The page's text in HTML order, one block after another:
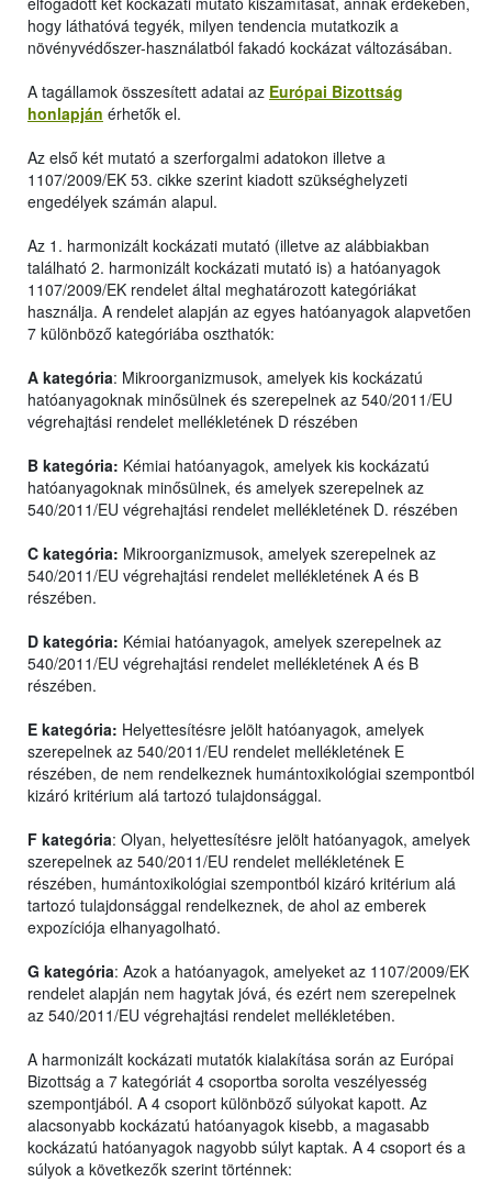
hogy láthatóvá tegyék, milyen tendencia mutatkozik a
növényvédőszer-használatból fakadó kockázat változásában.
A tagállamok összesített adatai az Európai Bizottság
honlapján érhetők el.
Az első két mutató a szerforgalmi adatokon illetve a
1107/2009/EK 53. cikke szerint kiadott szükséghelyzeti
engedélyek számán alapul.
Az 1. harmonizált kockázati mutató (illetve az alábbiakban
található 2. harmonizált kockázati mutató is) a hatóanyagok
1107/2009/EK rendelet által meghatározott kategóriákat
használja. A rendelet alapján az egyes hatóanyagok alapvetően
7 különböző kategóriába oszthatók:
A kategória: Mikroorganizmusok, amelyek kis kockázatú
hatóanyagoknak minősülnek és szerepelnek az 540/2011/EU
végrehajtási rendelet mellékletének D részében
B kategória: Kémiai hatóanyagok, amelyek kis kockázatú
hatóanyagoknak minősülnek, és amelyek szerepelnek az
540/2011/EU végrehajtási rendelet mellékletének D. részében
C kategória: Mikroorganizmusok, amelyek szerepelnek az
540/2011/EU végrehajtási rendelet mellékletének A és B
részében.
D kategória: Kémiai hatóanyagok, amelyek szerepelnek az
540/2011/EU végrehajtási rendelet mellékletének A és B
részében.
E kategória: Helyettesítésre jelölt hatóanyagok, amelyek
szerepelnek az 540/2011/EU rendelet mellékletének E
részében, de nem rendelkeznek humántoxikológiai szempontból
kizáró kritérium alá tartozó tulajdonsággal.
F kategória: Olyan, helyettesítésre jelölt hatóanyagok, amelyek
szerepelnek az 540/2011/EU rendelet mellékletének E
részében, humántoxikológiai szempontból kizáró kritérium alá
tartozó tulajdonsággal rendelkeznek, de ahol az emberek
expozíciója elhanyagolható.
G kategória: Azok a hatóanyagok, amelyeket az 1107/2009/EK
rendelet alapján nem hagytak jóvá, és ezért nem szerepelnek
az 540/2011/EU végrehajtási rendelet mellékletében.
A harmonizált kockázati mutatók kialakítása során az Európai
Bizottság a 7 kategóriát 4 csoportba sorolta veszélyesség
szempontjából. A 4 csoport különböző súlyokat kapott. Az
alacsonyabb kockázatú hatóanyagok kisebb, a magasabb
kockázatú hatóanyagok nagyobb súlyt kaptak. A 4 csoport és a
súlyok a következők szerint történnek: